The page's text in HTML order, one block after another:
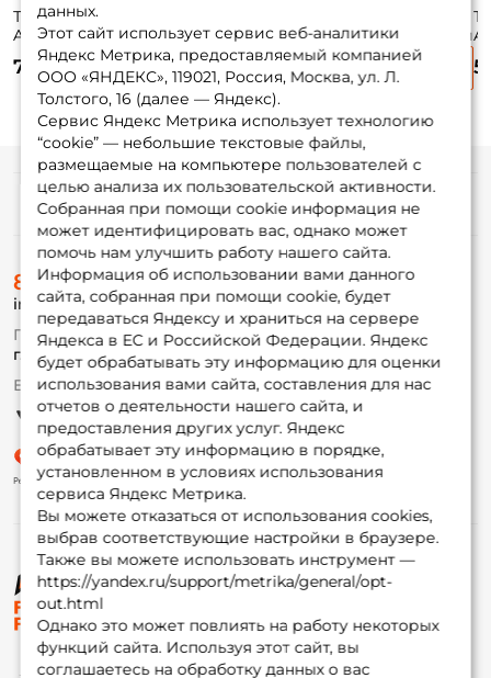
Термос Zojirushi
Art. SF-CC 15-AH
7 630 ₽
Art. SJ-TG 08 AA
6 165 ₽
Art. 106-1600 синий
3 170 ₽
3 725 ₽
5
данных.
Этот сайт использует сервис веб-аналитики
Яндекс Метрика, предоставляемый компанией
ООО «ЯНДЕКС», 119021, Россия, Москва, ул. Л.
Толстого, 16 (далее — Яндекс).
Сервис Яндекс Метрика использует технологию
“cookie” — небольшие текстовые файлы,
размещаемые на компьютере пользователей с
целью анализа их пользовательской активности.
Собранная при помощи cookie информация не
может идентифицировать вас, однако может
помочь нам улучшить работу нашего сайта.
Информация об использовании вами данного
сайта, собранная при помощи cookie, будет
передаваться Яндексу и храниться на сервере
Яндекса в ЕС и Российской Федерации. Яндекс
будет обрабатывать эту информацию для оценки
использования вами сайта, составления для нас
отчетов о деятельности нашего сайта, и
предоставления других услуг. Яндекс
обрабатывает эту информацию в порядке,
установленном в условиях использования
сервиса Яндекс Метрика.
Вы можете отказаться от использования cookies,
выбрав соответствующие настройки в браузере.
Также вы можете использовать инструмент —
https://yandex.ru/support/metrika/general/opt-
out.html
Однако это может повлиять на работу некоторых
функций сайта. Используя этот сайт, вы
соглашаетесь на обработку данных о вас
© ФоксФишинг, 2009-2026
Информация
О магазине
Доставка
Оплата
Fox-bonus
Гуру
Партнерская программа
8 (495) 532-77-88
info@foxfishing.ru
По вопросам с заказом
г. Москва, ул. Плеханова д.7
Ежедневно 10:00 до 20:00